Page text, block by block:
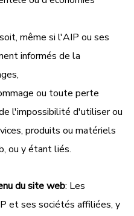
même si l'AIP ou ses
informés de la
ou toute perte
l'impossibilité d'utiliser ou
produits ou matériels
ou y étant liés.
du site web: Les
et ses sociétés affiliées, y